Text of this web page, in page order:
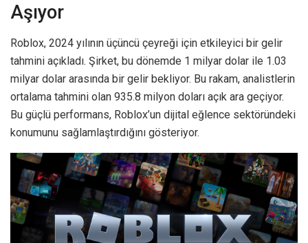
Aşıyor
Roblox, 2024 yılının üçüncü çeyreği için etkileyici bir gelir
tahmini açıkladı. Şirket, bu dönemde 1 milyar dolar ile 1.03
milyar dolar arasında bir gelir bekliyor. Bu rakam, analistlerin
ortalama tahmini olan 935.8 milyon doları açık ara geçiyor.
Bu güçlü performans, Roblox’un dijital eğlence sektöründeki
konumunu sağlamlaştırdığını gösteriyor.